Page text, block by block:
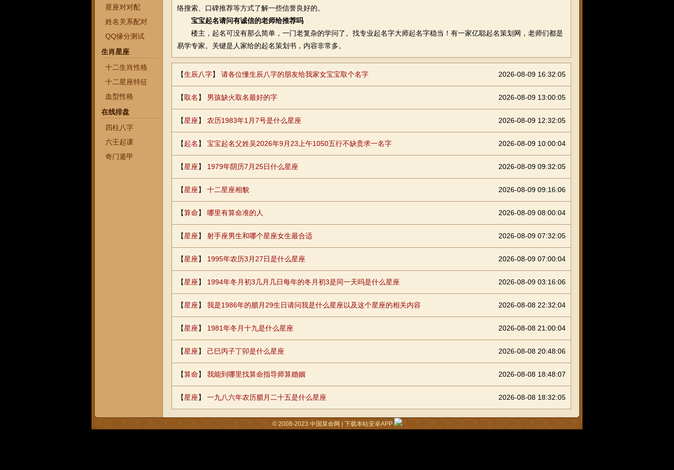
星座对对配
姓名关系配对
QQ缘分测试
生肖星座
十二生肖性格
十二星座特征
血型性格
在线排盘
四柱八字
六壬起课
奇门遁甲
络搜索、口碑推荐等方式了解一些信誉良好的。
宝宝起名请问有诚信的老师给推荐吗
楼主，起名可没有那么简单，一门老复杂的学问了。找专业起名字大师起名字稳当！有一家亿聪起名策划网，老师们都是
易学专家。关键是人家给的起名策划书，内容非常多。
【生辰八字】 请各位懂生辰八字的朋友给我家女宝宝取个名字 2026-08-09 16:32:05
【取名 】 男孩缺火取名最好的字 2026-08-09 13:00:05
【星座】 农历1983年1月7号是什么星座 2026-08-09 12:32:05
【起名 】 宝宝起名父姓吴2026年9月23上午1050五行不缺贵求一名字 2026-08-09 10:00:04
【星座】 1979年阴历7月25日什么星座 2026-08-09 09:32:05
【星座】 十二星座相貌 2026-08-09 09:16:06
【算命】 哪里有算命准的人 2026-08-09 08:00:04
【星座】 射手座男生和哪个星座女生最合适 2026-08-09 07:32:05
【星座】 1995年农历3月27日是什么星座 2026-08-09 07:00:04
【星座】 1994年冬月初3几月几日每年的冬月初3是同一天吗是什么星座 2026-08-09 03:16:06
【星座】 我是1986年的腊月29生日请问我是什么星座以及这个星座的相关内容 2026-08-08 22:32:04
【星座】 1981年冬月十九是什么星座 2026-08-08 21:00:04
【星座】 己巳丙子丁卯是什么星座 2026-08-08 20:48:06
【算命】 我能到哪里找算命指导师算婚姻 2026-08-08 18:48:07
【星座】 一九八六年农历腊月二十五是什么星座 2026-08-08 18:32:05
© 2008-2023 中国算命网 |下载本站安卓APP